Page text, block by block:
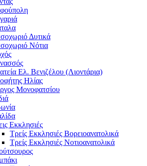
Δυτικά
Νότια
Ελ. Βενιζέλου (Λιοντάρια)
Ηλίας
Μονοφατσίου
Εκκλησιές
Τρείς Εκκλησιές Βορειοανατολικά
Τρείς Εκκλησιές Νοτιοανατολικά